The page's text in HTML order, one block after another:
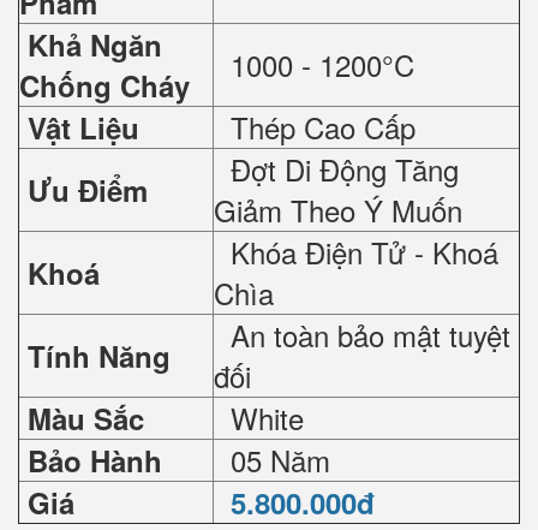
Khả Ngăn
Chống Cháy
1000 - 1200°C
Vật Liệu Thép Cao Cấp
Ưu Điểm
Đợt Di Động Tăng
Giảm Theo Ý Muốn
Khoá
Khóa Điện Tử - Khoá
Chìa
Tính Năng
An toàn bảo mật tuyệt
đối
Màu Sắc White
Bảo Hành 05 Năm
Giá 5.800.000đ